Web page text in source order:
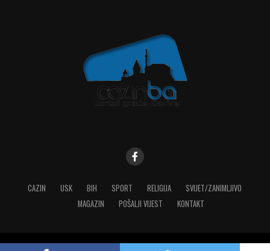
CAZIN USK BIH SPORT RELIGIJA
SVIJET/ZANIMLJIVO
MAGAZIN
POŠALJI VIJEST KONTAKT